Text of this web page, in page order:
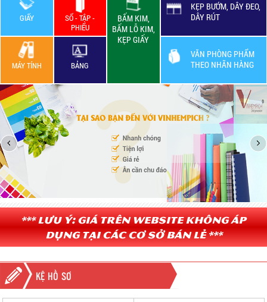
GIẤY
SỔ - TẬP -
PHIẾU
BẤM KIM,
BẤM LỖ KIM,
KẸP GIẤY
KẸP BƯỚM, DÂY ĐEO,
DÂY RÚT
VĂN PHÒNG PHẨM
THEO NHÃN HÀNG
MÁY TÍNH BẢNG
*** Lưu ý: Giá trên website không áp
dụng tại các cơ sở bán lẻ ***
KỆ HỒ SƠ